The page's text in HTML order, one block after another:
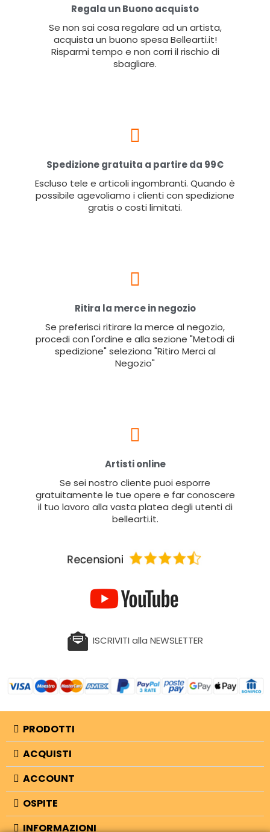
Regala un Buono acquisto
Se non sai cosa regalare ad un artista,
acquista un buono spesa Bellearti.it!
Risparmi tempo e non corri il rischio di
sbagliare.
Spedizione gratuita a partire da 99€
Escluso tele e articoli ingombranti. Quando è
possibile agevoliamo i clienti con spedizione
gratis o costi limitati.
Ritira la merce in negozio
Se preferisci ritirare la merce al negozio,
procedi con l'ordine e alla sezione "Metodi di
spedizione" seleziona "Ritiro Merci al
Negozio"
Artisti online
Se sei nostro cliente puoi esporre
gratuitamente le tue opere e far conoscere
il tuo lavoro alla vasta platea degli utenti di
bellearti.it.
ISCRIVITI alla NEWSLETTER
PRODOTTI
ACQUISTI
ACCOUNT
OSPITE
INFORMAZIONI